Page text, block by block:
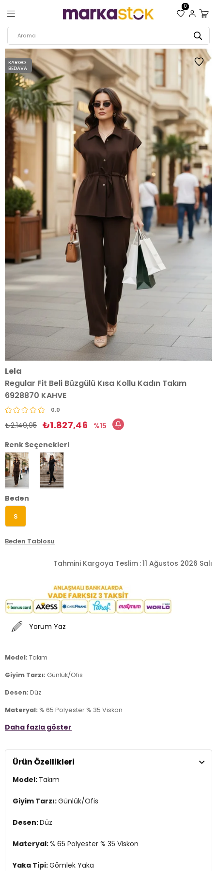
0
KARGO
BEDAVA
Lela
Regular Fit Beli Büzgülü Kısa Kollu Kadın Takım
6928870 KAHVE
0.0
₺2.149,95 ₺1.827,46
15
Renk Seçenekleri
Beden
S
Beden Tablosu
Tahmini Kargoya Teslim :11 Ağustos 2026 Salı
Yorum Yaz
Model: Takım
Giyim Tarzı: Günlük/Ofis
Desen: Düz
Materyal: % 65 Polyester % 35 Viskon
Yaka Tipi:Gömlek Yaka
Kol Tipi: Kısa Kol
Cep:Cepli
Kumaş Tipi: Belirtilmemiş
Paça Tipi:
Kalıp Bilgisi:Regular Fit
Daha fazla göster
Ürün Özellikleri
Model: Takım
Giyim Tarzı:Günlük/Ofis
Desen:Düz
Materyal:% 65 Polyester % 35 Viskon
Yaka Tipi:Gömlek Yaka